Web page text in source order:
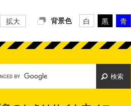
拡大 背景色 白 黒 青